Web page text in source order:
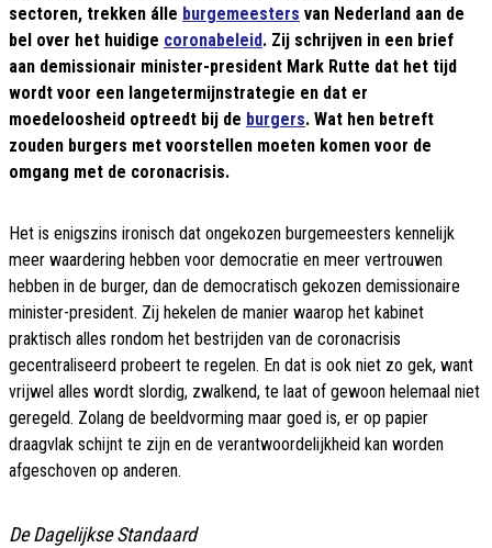
sectoren, trekken álle burgemeesters van Nederland aan de
bel over het huidige coronabeleid. Zij schrijven in een brief
aan demissionair minister-president Mark Rutte dat het tijd
wordt voor een langetermijnstrategie en dat er
moedeloosheid optreedt bij de burgers. Wat hen betreft
zouden burgers met voorstellen moeten komen voor de
omgang met de coronacrisis.
Het is enigszins ironisch dat ongekozen burgemeesters kennelijk
meer waardering hebben voor democratie en meer vertrouwen
hebben in de burger, dan de democratisch gekozen demissionaire
minister-president. Zij hekelen de manier waarop het kabinet
praktisch alles rondom het bestrijden van de coronacrisis
gecentraliseerd probeert te regelen. En dat is ook niet zo gek, want
vrijwel alles wordt slordig, zwalkend, te laat of gewoon helemaal niet
geregeld. Zolang de beeldvorming maar goed is, er op papier
draagvlak schijnt te zijn en de verantwoordelijkheid kan worden
afgeschoven op anderen.
De Dagelijkse Standaard